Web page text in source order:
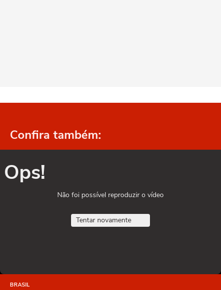
Confira também:
Ops!
Não foi possível reproduzir o vídeo
Tentar novamente
BRASIL